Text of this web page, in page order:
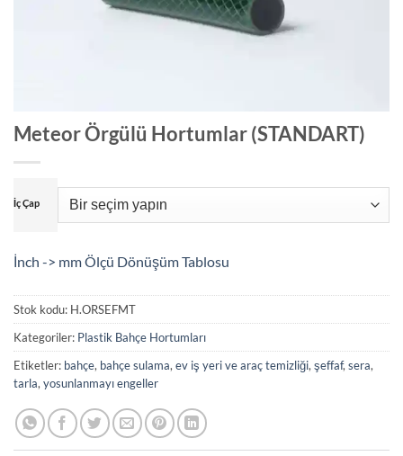
Meteor Örgülü Hortumlar (STANDART)
İç Çap
İnch -> mm Ölçü Dönüşüm Tablosu
Stok kodu: H.ORSEFMT
Kategoriler: Plastik Bahçe Hortumları
Etiketler: bahçe, bahçe sulama,ev iş yeri ve araç temizliği,şeffaf,sera,
tarla,yosunlanmayı engeller